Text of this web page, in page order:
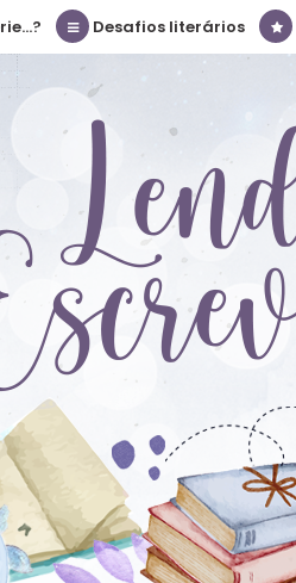
Desafios literários